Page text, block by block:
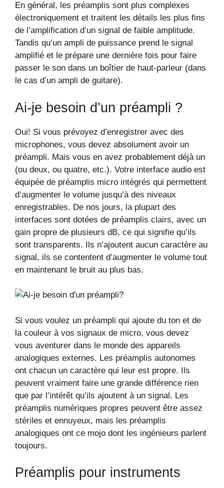
En général, les préamplis sont plus complexes
électroniquement et traitent les détails les plus fins
de l’amplification d’un signal de faible amplitude.
Tandis qu’un ampli de puissance prend le signal
amplifié et le prépare une dernière fois pour faire
passer le son dans un boîtier de haut-parleur (dans
le cas d’un ampli de guitare).
Ai-je besoin d’un préampli ?
Oui! Si vous prévoyez d’enregistrer avec des
microphones, vous devez absolument avoir un
préampli. Mais vous en avez probablement déjà un
(ou deux, ou quatre, etc.). Votre interface audio est
équipée de préamplis micro intégrés qui permettent
d’augmenter le volume jusqu’à des niveaux
enregistrables. De nos jours, la plupart des
interfaces sont dotées de préamplis clairs, avec un
gain propre de plusieurs dB, ce qui signifie qu’ils
sont transparents. Ils n’ajoutent aucun caractère au
signal, ils se contentent d’augmenter le volume tout
en maintenant le bruit au plus bas.
Si vous voulez un préampli qui ajoute du ton et de
la couleur à vos signaux de micro, vous devez
vous aventurer dans le monde des appareils
analogiques externes. Les préamplis autonomes
ont chacun un caractère qui leur est propre. Ils
peuvent vraiment faire une grande différence rien
que par l’intérêt qu’ils ajoutent à un signal. Les
préamplis numériques propres peuvent être assez
stériles et ennuyeux, mais les préamplis
analogiques ont ce mojo dont les ingénieurs parlent
toujours.
Préamplis pour instruments